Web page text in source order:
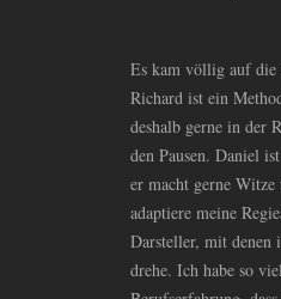
Es kam völlig auf die
Richard ist ein
deshalb gerne in der
den Pausen. Daniel
er macht gerne
adaptiere meine
Darsteller, mit denen
drehe. Ich habe so